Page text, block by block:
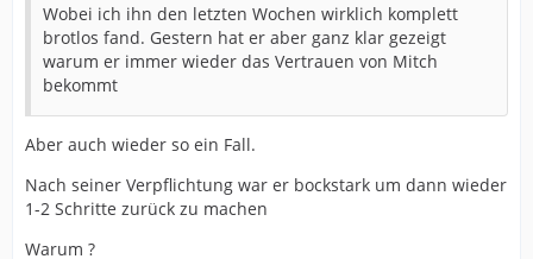
Wobei ich ihn den letzten Wochen wirklich komplett
brotlos fand. Gestern hat er aber ganz klar gezeigt
warum er immer wieder das Vertrauen von Mitch
bekommt
Aber auch wieder so ein Fall.
Nach seiner Verpflichtung war er bockstark um dann wieder
1-2 Schritte zurück zu machen
Warum ?